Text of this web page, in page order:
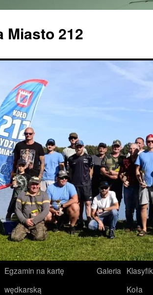
Miasto 212
Egzamin na kartę
wędkarską
Galeria
Koła